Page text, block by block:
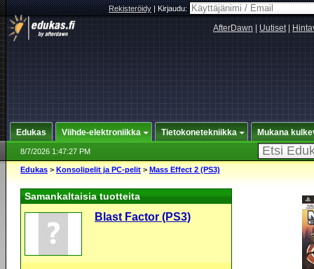
Rekisteröidy|Kirjaudu:
AfterDawn Uutiset|
Edukas Viihde-elektroniikka Tietokonetekniikka Mukana
8/7/2026 1:47:27 PM
Edukas > Konsolipelit ja PC-pelit > Mass Effect 2 (PS3)
Samankaltaisia tuotteita
Blast Factor (PS3)